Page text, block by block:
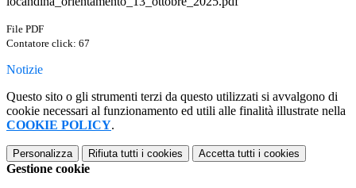
File PDF
Contatore click: 67
Notizie
Questo sito o gli strumenti terzi da questo utilizzati si avvalgono di
cookie necessari al funzionamento ed utili alle finalità illustrate nella
COOKIE POLICY.
Personalizza Rifiuta tutti i cookies Accetta tutti i cookies
Gestione cookie